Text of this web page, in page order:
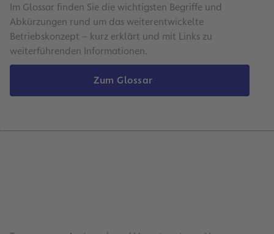
Im Glossar finden Sie die wichtigsten Begriffe und
Abkürzungen rund um das weiterentwickelte
Betriebskonzept – kurz erklärt und mit Links zu
weiterführenden Informationen.
Zum Glossar